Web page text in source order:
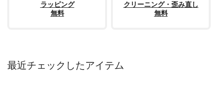
ラッピング
無料
クリーニング・歪み直し
無料
最近チェックしたアイテム